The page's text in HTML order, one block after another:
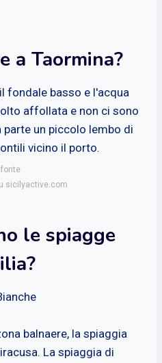
a Taormina?
fondale basso e l'acqua
affollata e non ci sono
un piccolo lembo di
vicino il porto.
sicilyactive.com
le spiagge
balnaere, la spiaggia
La spiaggia di